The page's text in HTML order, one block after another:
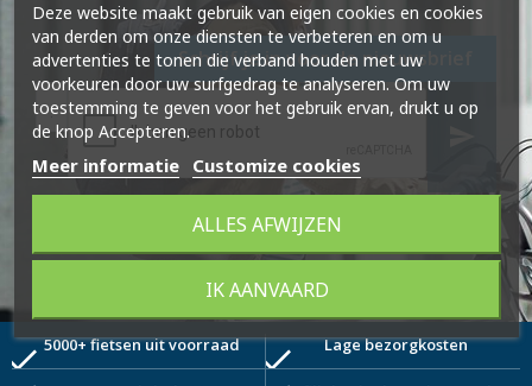
Schrijf je in voor de nieuwsbrief
check5000+ fietsen uit voorraad check Lage bezorgkosten
Deze website maakt gebruik van eigen cookies en cookies
van derden om onze diensten te verbeteren en om u
advertenties te tonen die verband houden met uw
voorkeuren door uw surfgedrag te analyseren. Om uw
toestemming te geven voor het gebruik ervan, drukt u op
de knop Accepteren.
Meer informatie Customize cookies
ALLES AFWIJZEN
IK AANVAARD